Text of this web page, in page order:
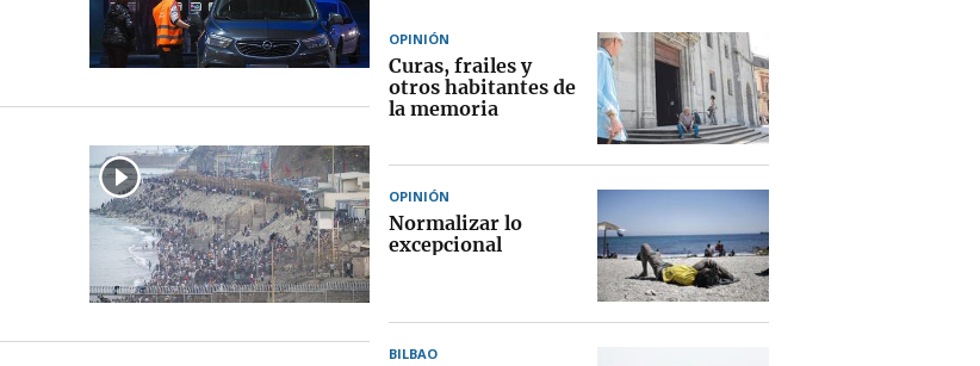
OPINIÓN
Curas, frailes y
otros habitantes de
la memoria
OPINIÓN
Normalizar lo
excepcional
BILBAO